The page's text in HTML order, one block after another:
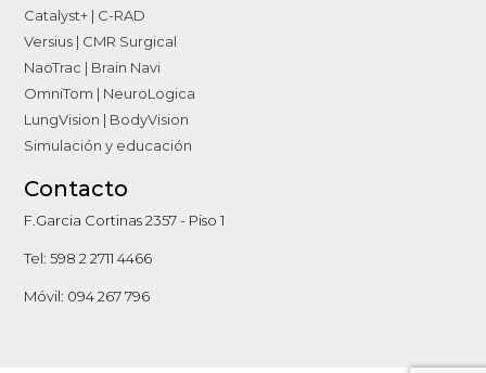
Catalyst+ | C-RAD
Versius | CMR Surgical
NaoTrac | Brain Navi
OmniTom | NeuroLogica
LungVision | BodyVision
Simulación y educación
Contacto
F.Garcia Cortinas 2357 - Piso 1
Tel: 598 2 2711 4466
Móvil: 094 267 796